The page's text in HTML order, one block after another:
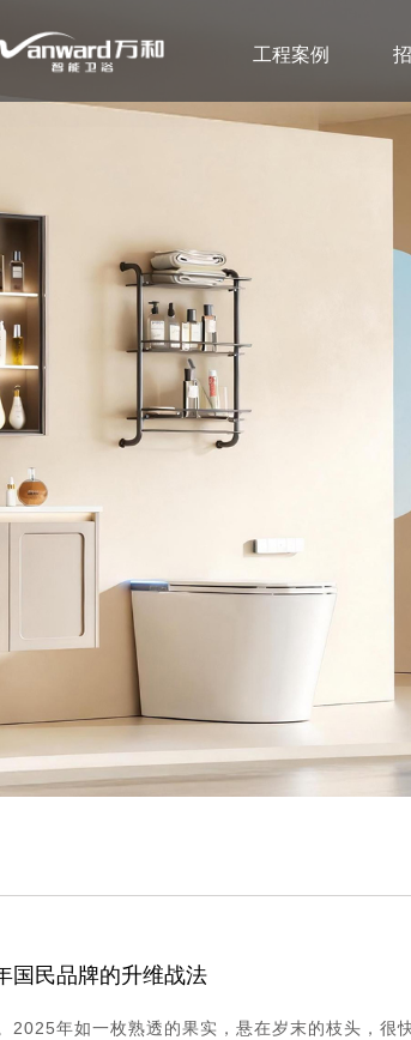
工程案例
国民品牌的升维战法
2025年如一枚熟透的果实，悬在岁末的枝头，很